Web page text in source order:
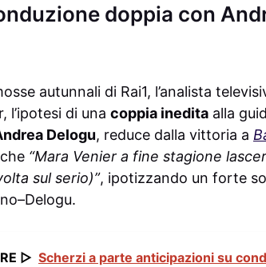
doppia con
autunnali di Rai1, l’analista
l’ipotesi di una coppia inedita alla
Delogu, reduce dalla vittoria a
“Mara Venier a fine stagione
sul serio)”, ipotizzando un forte
▷ Scherzi a parte anticipazioni su